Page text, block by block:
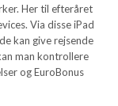
Her til efteråret
Via disse iPad
kan give rejsende
man kontrollere
og EuroBonus